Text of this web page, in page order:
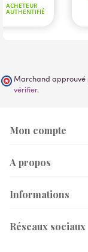
Marchand approuvé
vérifier.
Mon compte
A propos
Informations
Réseaux sociaux